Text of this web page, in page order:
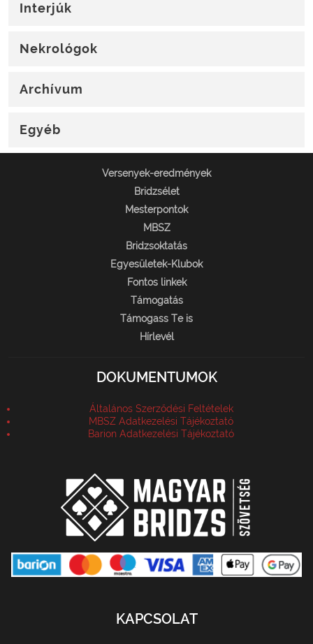
Interjúk
Nekrológok
Archívum
Egyéb
Versenyek-eredmények
Bridzsélet
Mesterpontok
MBSZ
Bridzsoktatás
Egyesületek-Klubok
Fontos linkek
Támogatás
Támogass Te is
Hírlevél
DOKUMENTUMOK
Általános Szerződési Feltételek
MBSZ Adatkezelési Tájékoztató
Barion Adatkezelési Tájékoztató
KAPCSOLAT